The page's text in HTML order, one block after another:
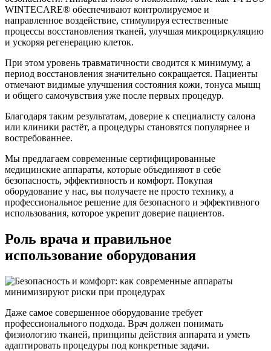
WINTECARE® обеспечивают контролируемое и
направленное воздействие, стимулируя естественные
процессы восстановления тканей, улучшая микроциркуляцию
и ускоряя регенерацию клеток.
При этом уровень травматичности сводится к минимуму, а
период восстановления значительно сокращается. Пациенты
отмечают видимые улучшения состояния кожи, тонуса мышц
и общего самочувствия уже после первых процедур.
Благодаря таким результатам, доверие к специалисту салона
или клиники растёт, а процедуры становятся популярнее и
востребованнее.
Мы предлагаем современные сертифицированные
медицинские аппараты, которые объединяют в себе
безопасность, эффективность и комфорт. Покупая
оборудование у нас, вы получаете не просто технику, а
профессиональное решение для безопасного и эффективного
использования, которое укрепит доверие пациентов.
Роль врача и правильное
использование оборудования
Даже самое совершенное оборудование требует
профессионального подхода. Врач должен понимать
физиологию тканей, принципы действия аппарата и уметь
адаптировать процедуры под конкретные задачи.